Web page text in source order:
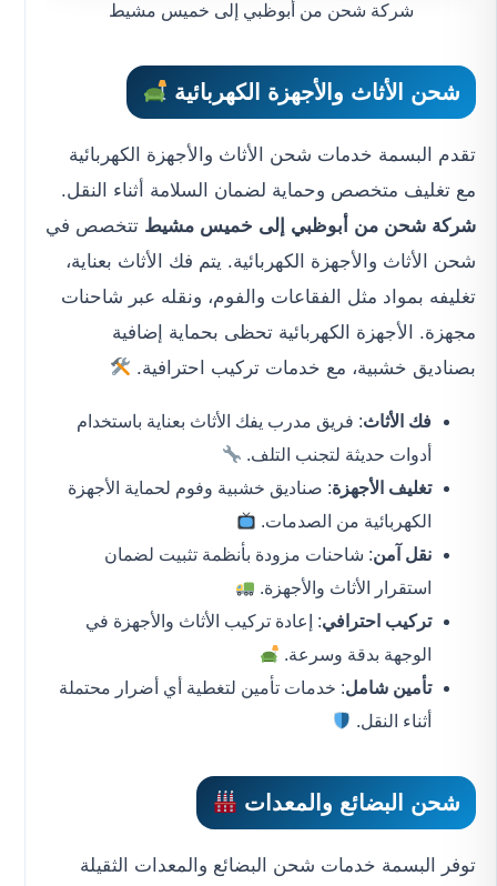
شركة شحن من أبوظبي إلى خميس مشيط
شحن الأثاث والأجهزة الكهربائية
تقدم البسمة خدمات شحن الأثاث والأجهزة الكهربائية
مع تغليف متخصص وحماية لضمان السلامة أثناء النقل.
شركة شحن من أبوظبي إلى خميس مشيط تتخصص في
شحن الأثاث والأجهزة الكهربائية. يتم فك الأثاث بعناية،
تغليفه بمواد مثل الفقاعات والفوم، ونقله عبر شاحنات
مجهزة. الأجهزة الكهربائية تحظى بحماية إضافية
بصناديق خشبية، مع خدمات تركيب احترافية.
فك الأثاث: فريق مدرب يفك الأثاث بعناية باستخدام
أدوات حديثة لتجنب التلف.
تغليف الأجهزة: صناديق خشبية وفوم لحماية الأجهزة
الكهربائية من الصدمات.
نقل آمن: شاحنات مزودة بأنظمة تثبيت لضمان
استقرار الأثاث والأجهزة.
تركيب احترافي: إعادة تركيب الأثاث والأجهزة في
الوجهة بدقة وسرعة.
تأمين شامل: خدمات تأمين لتغطية أي أضرار محتملة
أثناء النقل.
شحن البضائع والمعدات
توفر البسمة خدمات شحن البضائع والمعدات الثقيلة